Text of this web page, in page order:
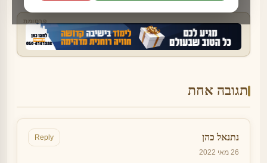
פרסומת
תגובה אחת
נתנאל כהן
26 מאי 2022
Reply